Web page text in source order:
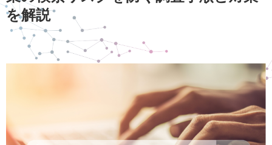
を解説